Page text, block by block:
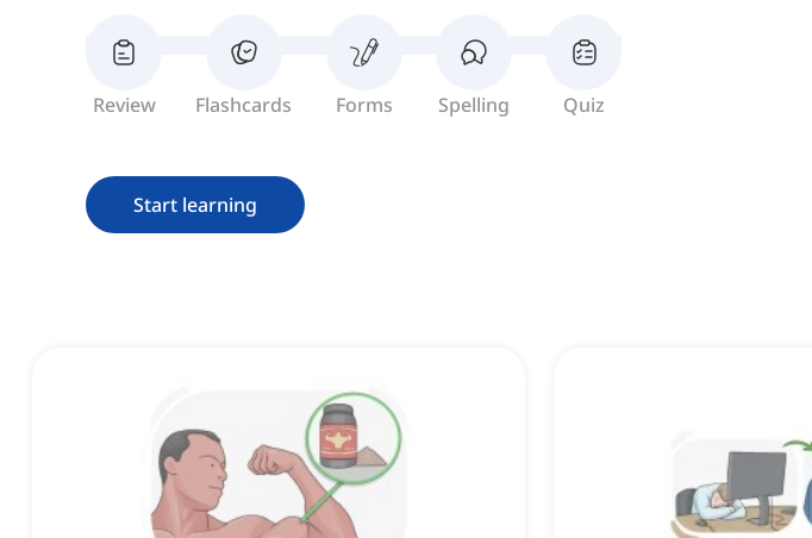
Review Flashcards Forms Spelling Quiz
Start learning